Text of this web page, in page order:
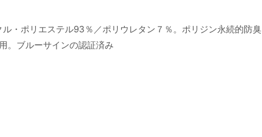
・ポリエステル93％／ポリウレタン７％。ポリジン永続的防臭
。ブルーサインの認証済み